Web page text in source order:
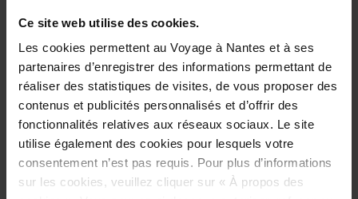
Ce site web utilise des cookies.
Les cookies permettent au Voyage à Nantes et à ses
partenaires d’enregistrer des informations permettant de
réaliser des statistiques de visites, de vous proposer des
contenus et publicités personnalisés et d’offrir des
fonctionnalités relatives aux réseaux sociaux. Le site
utilise également des cookies pour lesquels votre
consentement n’est pas requis. Pour plus d’informations
sur les cookies, veuillez cliquer sur « À propos des
Précisions sur l’accessibilité des personnes sourdes
:
“La réservation est également possible en ligne.”
*
Le restaurant sera fermé aux dates suivantes :
Du 16/08/2026 au 31/08/2026